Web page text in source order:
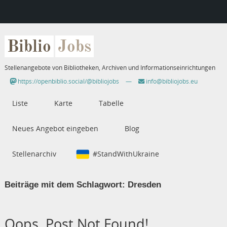
Biblio Jobs
Stellenangebote von Bibliotheken, Archiven und Informationseinrichtungen
https://openbiblio.social/@bibliojobs
— info@bibliojobs.eu
Liste Karte Tabelle
Neues Angebot eingeben Blog
Stellenarchiv #StandWithUkraine
Beiträge mit dem Schlagwort: Dresden